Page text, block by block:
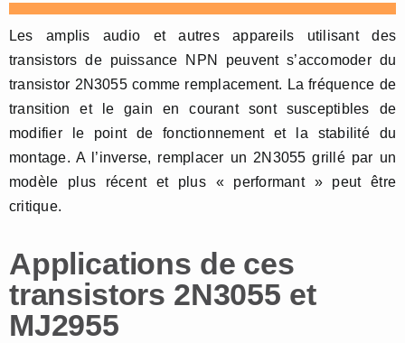
Les amplis audio et autres appareils utilisant des
transistors de puissance NPN peuvent s’accomoder du
transistor 2N3055 comme remplacement. La fréquence de
transition et le gain en courant sont susceptibles de
modifier le point de fonctionnement et la stabilité du
montage. A l’inverse, remplacer un 2N3055 grillé par un
modèle plus récent et plus « performant » peut être
critique.
Applications de ces
transistors 2N3055 et
MJ2955